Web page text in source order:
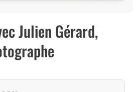
Julien Gérard,